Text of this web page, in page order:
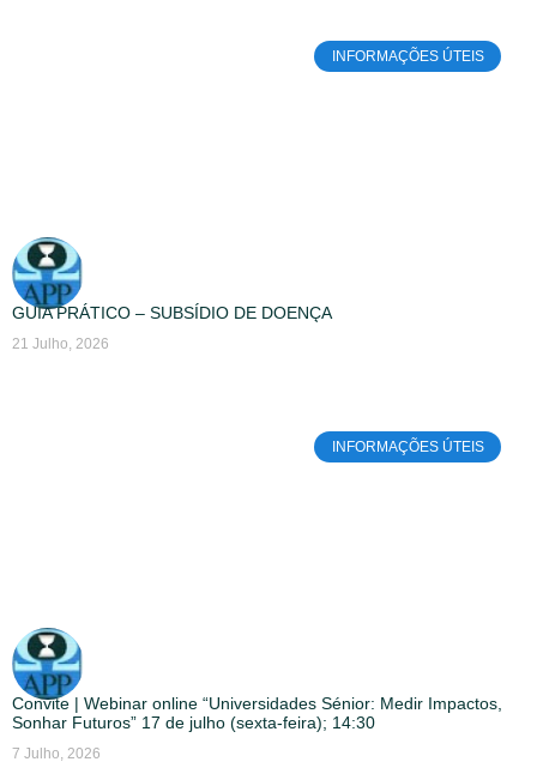
INFORMAÇÕES ÚTEIS
GUIA PRÁTICO – SUBSÍDIO DE DOENÇA
21 Julho, 2026
INFORMAÇÕES ÚTEIS
Convite | Webinar online “Universidades Sénior: Medir Impactos,
Sonhar Futuros” 17 de julho (sexta-feira); 14:30
7 Julho, 2026